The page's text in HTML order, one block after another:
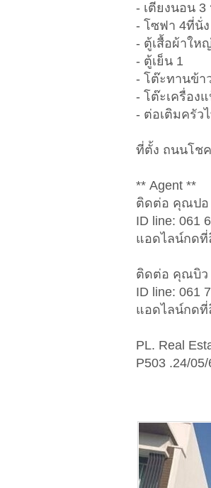
- เตียงนอน 3
- โซฟา 4ที่นั่
- ตู้เสื้อผ้าให
- ตู้เย็น 1
- โต๊ะทานข้า
- โต๊ะเครื่องแ
- ต่อเติมครัว
ที่ตั้ง ถนนโช
** Agent **
ติดต่อ คุณปอ
ID line: 061
แอดไลน์กดที่
ติดต่อ คุณบิว
ID line: 061
แอดไลน์กดที่
PL. Real
P503 .24/05/